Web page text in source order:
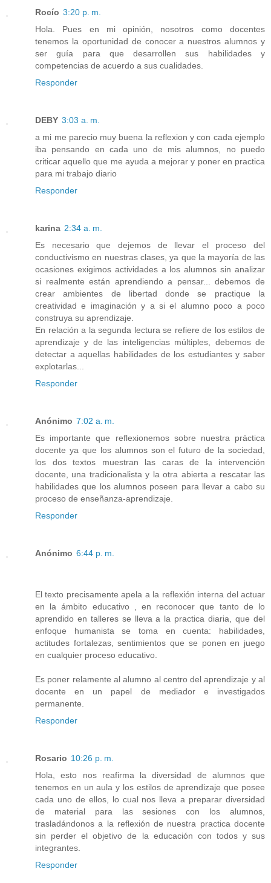
Rocío 3:20 p. m.
Hola. Pues en mi opinión, nosotros como docentes
tenemos la oportunidad de conocer a nuestros alumnos y
ser guía para que desarrollen sus habilidades y
competencias de acuerdo a sus cualidades.
Responder
DEBY 3:03 a. m.
a mi me parecio muy buena la reflexion y con cada ejemplo
iba pensando en cada uno de mis alumnos, no puedo
criticar aquello que me ayuda a mejorar y poner en practica
para mi trabajo diario
Responder
karina 2:34 a. m.
Es necesario que dejemos de llevar el proceso del
conductivismo en nuestras clases, ya que la mayoría de las
ocasiones exigimos actividades a los alumnos sin analizar
si realmente están aprendiendo a pensar... debemos de
crear ambientes de libertad donde se practique la
creatividad e imaginación y a si el alumno poco a poco
construya su aprendizaje.
En relación a la segunda lectura se refiere de los estilos de
aprendizaje y de las inteligencias múltiples, debemos de
detectar a aquellas habilidades de los estudiantes y saber
explotarlas...
Responder
Anónimo 7:02 a. m.
Es importante que reflexionemos sobre nuestra práctica
docente ya que los alumnos son el futuro de la sociedad,
los dos textos muestran las caras de la intervención
docente, una tradicionalista y la otra abierta a rescatar las
habilidades que los alumnos poseen para llevar a cabo su
proceso de enseñanza-aprendizaje.
Responder
Anónimo 6:44 p. m.
El texto precisamente apela a la reflexión interna del actuar
en la ámbito educativo , en reconocer que tanto de lo
aprendido en talleres se lleva a la practica diaria, que del
enfoque humanista se toma en cuenta: habilidades,
actitudes fortalezas, sentimientos que se ponen en juego
en cualquier proceso educativo.
Es poner relamente al alumno al centro del aprendizaje y al
docente en un papel de mediador e investigados
permanente.
Responder
Rosario 10:26 p. m.
Hola, esto nos reafirma la diversidad de alumnos que
tenemos en un aula y los estilos de aprendizaje que posee
cada uno de ellos, lo cual nos lleva a preparar diversidad
de material para las sesiones con los alumnos,
trasladándonos a la reflexión de nuestra practica docente
sin perder el objetivo de la educación con todos y sus
integrantes.
Responder